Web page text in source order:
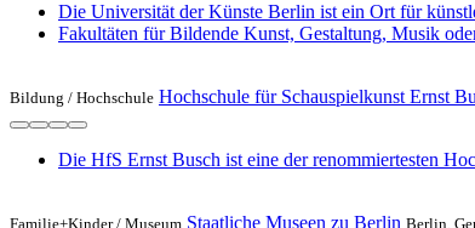
Die Universität der Künste Berlin ist ein Ort für
Fakultäten für Bildende Kunst, Gestaltung, Musik
Bildung / Hochschule Hochschule für Schauspielkunst Ernst
Die HfS Ernst Busch ist eine der renommiertesten
Familie+Kinder / Museum Staatliche Museen zu Berlin Berlin,